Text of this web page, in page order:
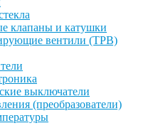
клапаны и катушки
вентили (ТРВ)
выключатели
(преобразователи)